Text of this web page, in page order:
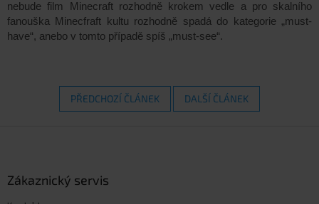
nebude film Minecraft rozhodně krokem vedle a pro skalního
fanouška Minecfraft kultu rozhodně spadá do kategorie „must-
have“, anebo v tomto případě spíš „must-see“.
PŘEDCHOZÍ ČLÁNEK DALŠÍ ČLÁNEK
Zákaznický servis